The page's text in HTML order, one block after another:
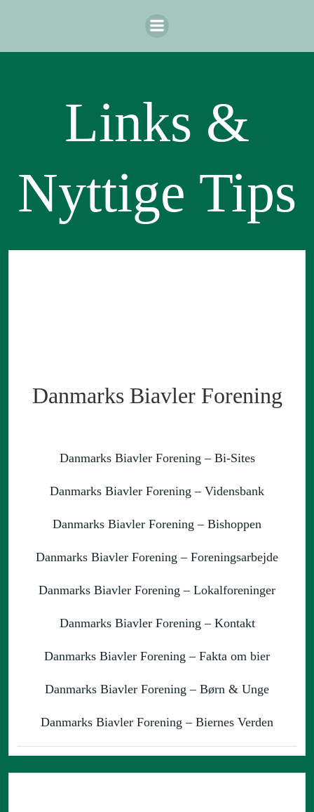
til
Links &
Nyttige Tips
Danmarks Biavler Forening
Danmarks Biavler Forening – Bi-Sites
Danmarks Biavler Forening – Vidensbank
Danmarks Biavler Forening – Bishoppen
Danmarks Biavler Forening – Foreningsarbejde
Danmarks Biavler Forening – Lokalforeninger
Danmarks Biavler Forening – Kontakt
Danmarks Biavler Forening – Fakta om bier
Danmarks Biavler Forening – Børn & Unge
Danmarks Biavler Forening – Biernes Verden